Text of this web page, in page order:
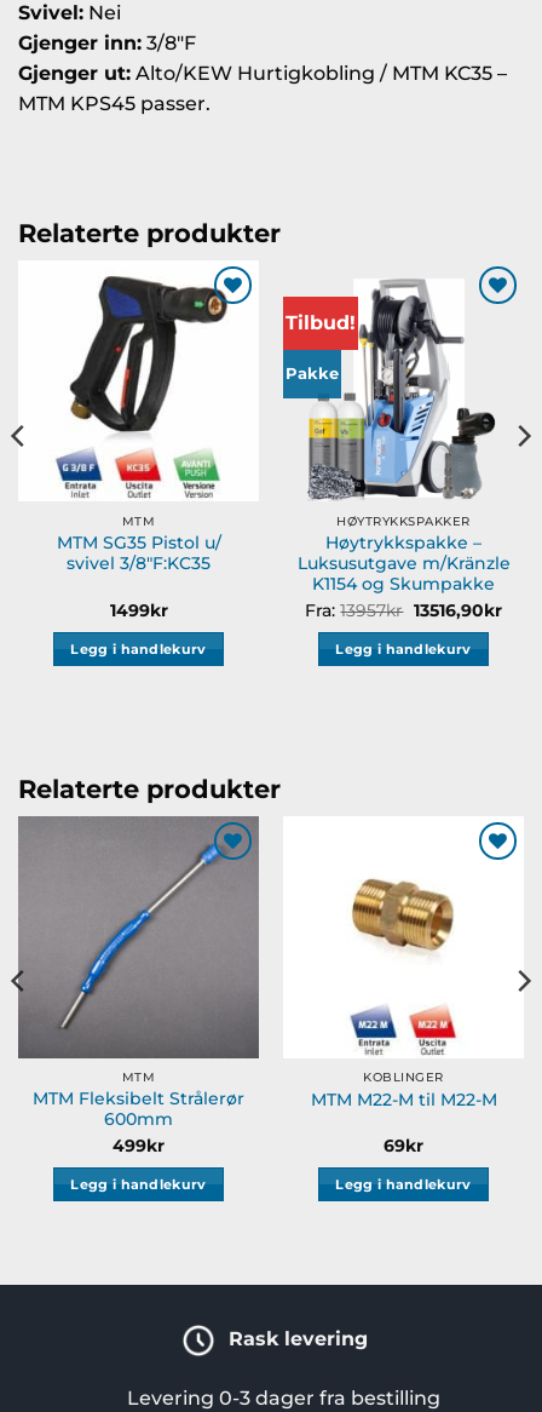
Svivel: Nei
Gjenger inn: 3/8″F
Gjenger ut: Alto/KEW Hurtigkobling / MTM KC35 –
MTM KPS45 passer.
Relaterte produkter
Legg til
ønskeliste
MTM
MTM SG35 Pistol u/
svivel 3/8″F:KC35
1499kr
Legg i handlekurv
Tilbud!
Pakke
ønskeliste
HØYTRYKKSPAKKER
Høytrykkspakke –
Luksusutgave m/Kränzle
K1154 og Skumpakke
Fra:13957kr Opprinnelig
var:
13957kr.
13516,90kr
Legg i handlekurv
Relaterte produkter
Legg til
ønskeliste
MTM
MTM Fleksibelt Strålerør
600mm
499kr
Legg i handlekurv
ønskeliste
KOBLINGER
MTM M22-M til M22-M
69kr
Legg i handlekurv
Rask levering
Levering 0-3 dager fra bestilling